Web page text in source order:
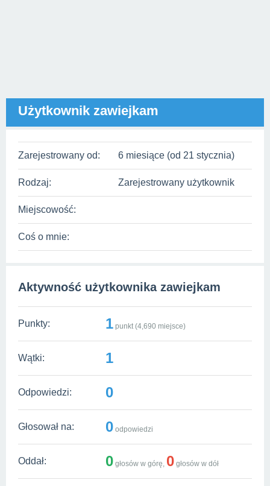
Użytkownik zawiejkam
Zarejestrowany od: 6 miesiące (od 21 stycznia)
Rodzaj: Zarejestrowany użytkownik
Miejscowość:
Coś o mnie:
Aktywność użytkownika zawiejkam
Punkty: 1 punkt (4,690 miejsce)
Wątki: 1
Odpowiedzi: 0
Głosował na: 0 odpowiedzi
Oddał: 0 głosów w górę, 0 głosów w dół